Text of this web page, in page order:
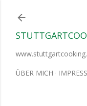
ÜBER MICH